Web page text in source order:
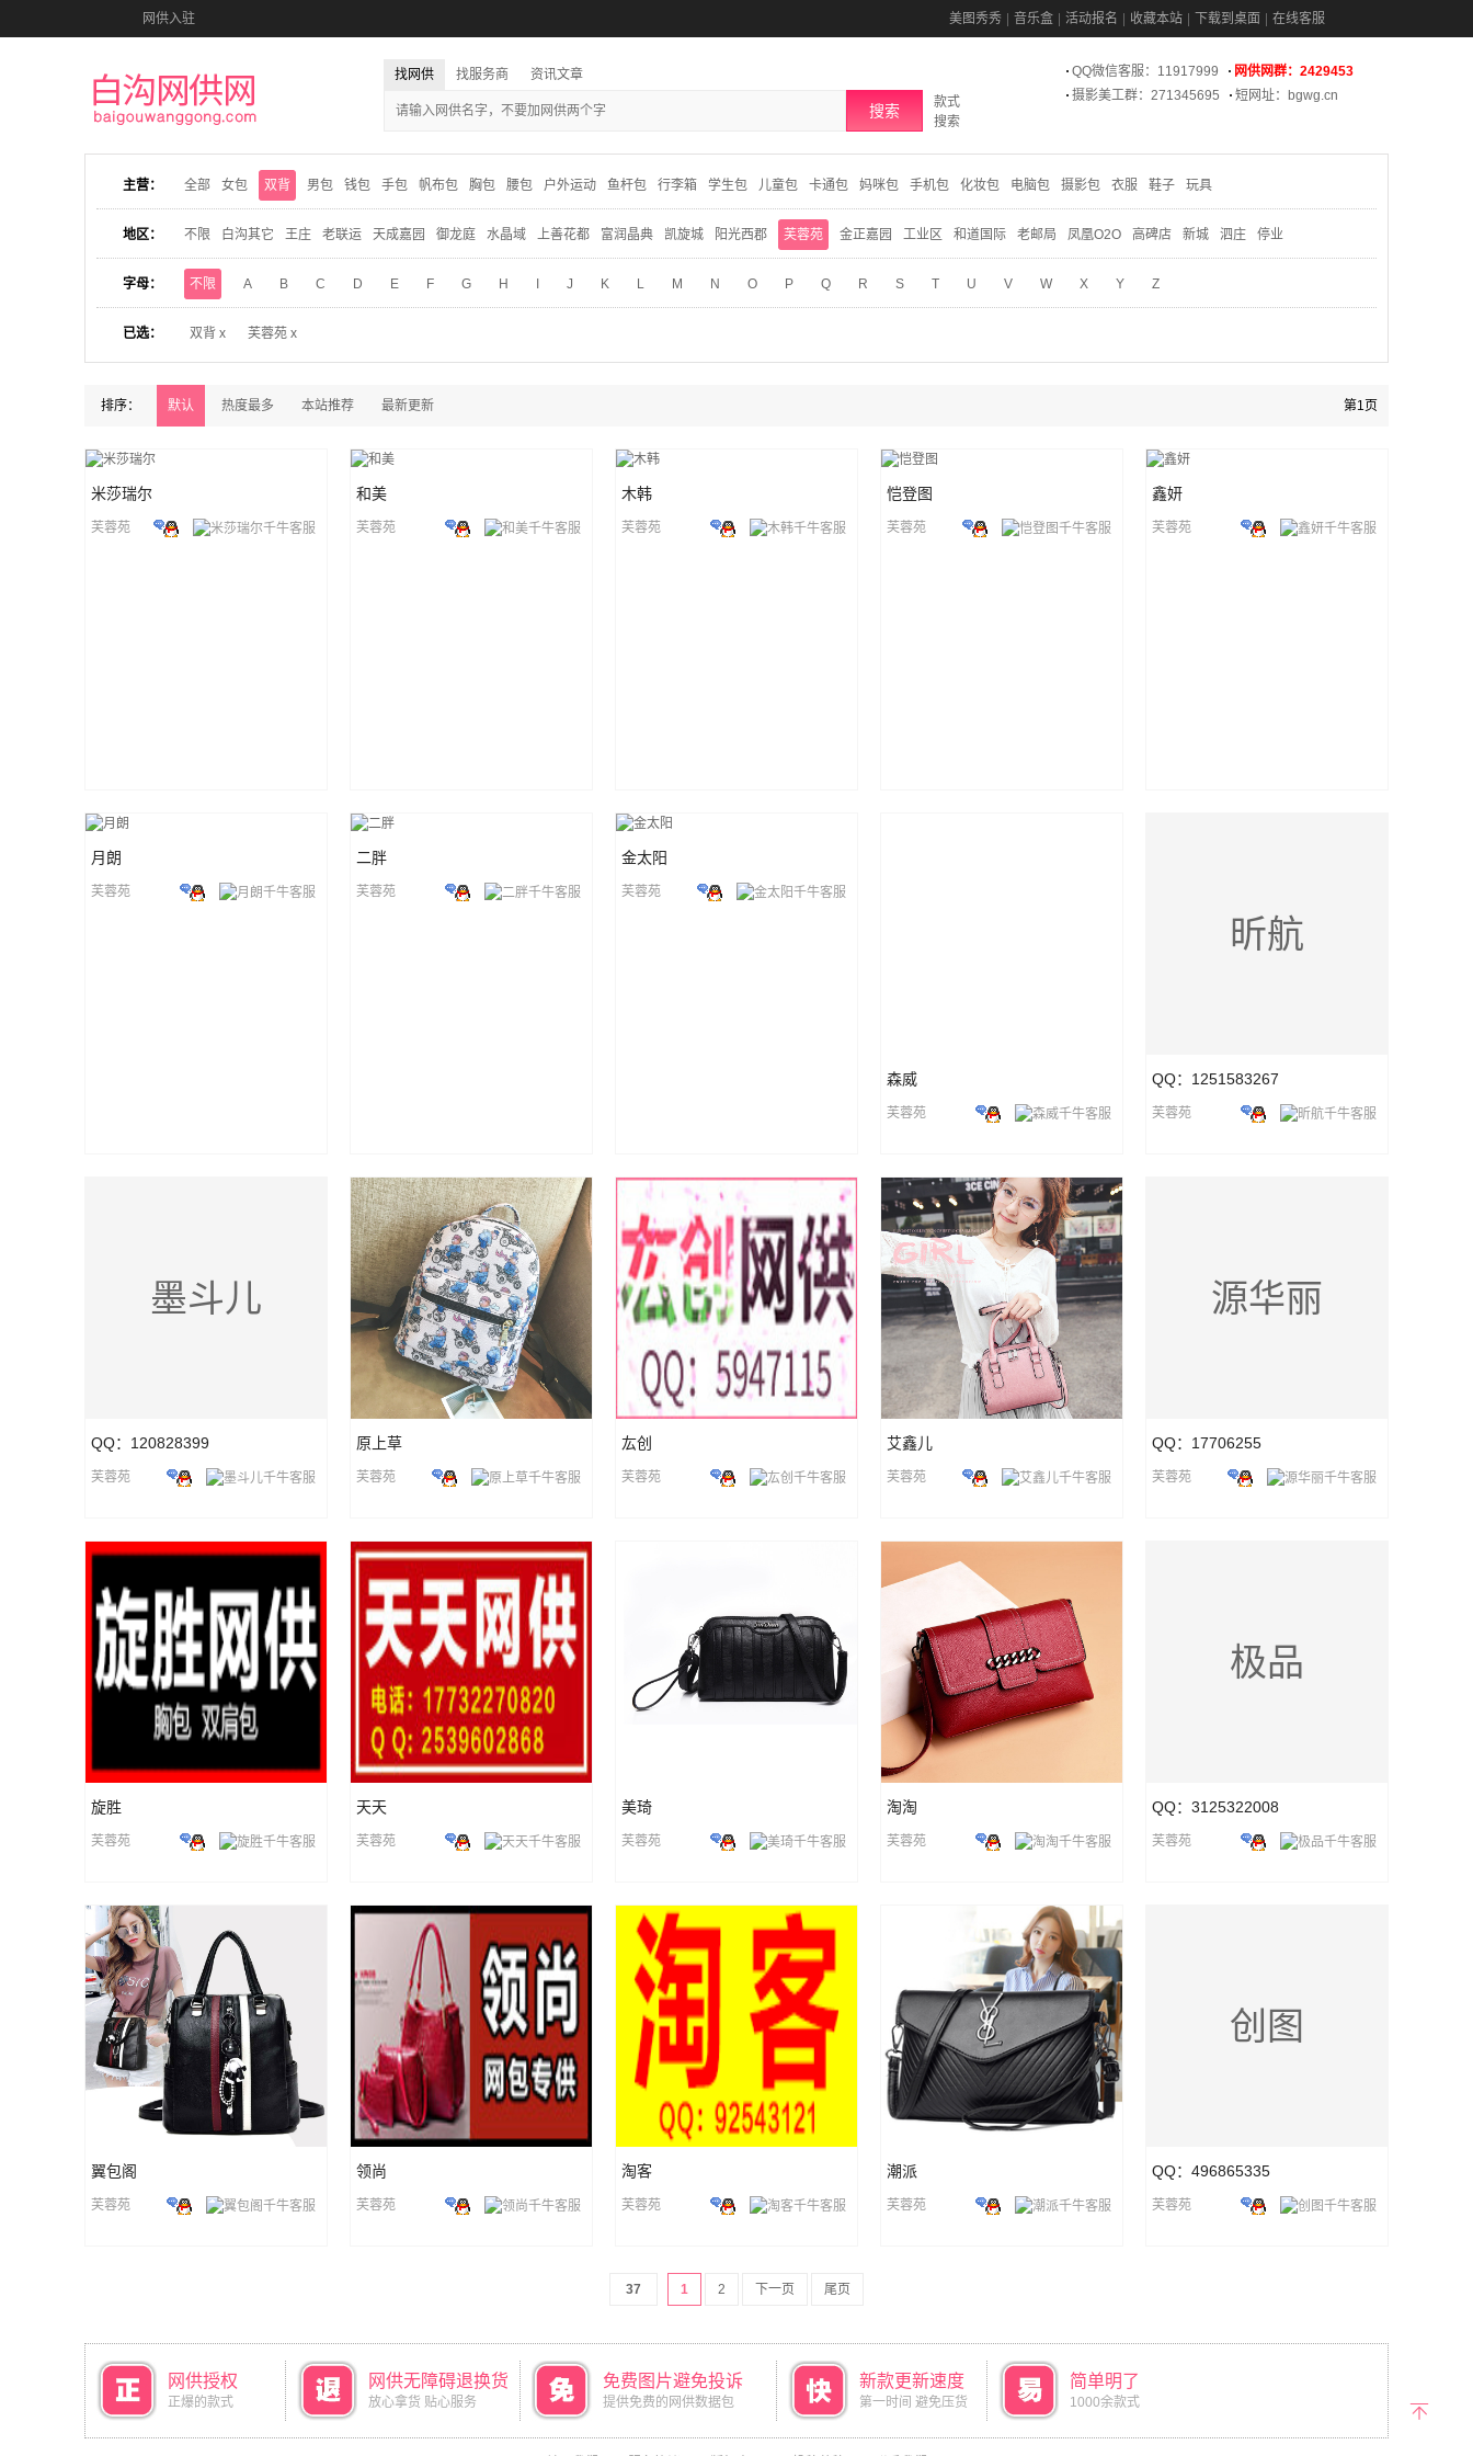
网供入驻 美图秀秀 音乐盒 活动报名 收藏本站 下载到桌面 在线客服
找网供 找服务商 资讯文章
搜索
款式
搜索
QQ微信客服：11917999
网供网群：2429453
摄影美工群：271345695
短网址：bgwg.cn
主营： 全部 女包 双背 男包 钱包 手包 帆布包 胸包 腰包 户外运动 鱼杆包 行李箱 学生包 儿童包 卡通包 妈咪包 手机包 化妆包 电脑包 摄影包 衣服 鞋子 玩具
地区： 不限 白沟其它 王庄 老联运 天成嘉园 御龙庭 水晶域 上善花都 富润晶典 凯旋城 阳光西郡 芙蓉苑 金正嘉园 工业区 和道国际 老邮局 凤凰O2O 高碑店 新城 泗庄 停业
字母： 不限 A B C D E F G H J K L M N O P Q R S T U V W X Y Z
已选： 双背 x 芙蓉苑 x
排序： 默认 热度最多 本站推荐 最新更新 第1页
米莎瑞尔
芙蓉苑
和美
芙蓉苑
木韩
芙蓉苑
恺登图
芙蓉苑
鑫妍
芙蓉苑
月朗
芙蓉苑
二胖
芙蓉苑
金太阳
芙蓉苑
森威
芙蓉苑
昕航
QQ：1251583267
芙蓉苑
墨斗儿
QQ：120828399
芙蓉苑
原上草
芙蓉苑
厷创
芙蓉苑
艾鑫儿
芙蓉苑
源华丽
QQ：17706255
芙蓉苑
旋胜
芙蓉苑
天天
芙蓉苑
美琦
芙蓉苑
淘淘
芙蓉苑
极品
QQ：3125322008
芙蓉苑
翼包阁
芙蓉苑
领尚
芙蓉苑
淘客
芙蓉苑
潮派
芙蓉苑
创图
QQ：496865335
芙蓉苑
37 1 2 下一页 尾页
网供授权
正爆的款式
网供无障碍退换货
放心拿货 贴心服务
免费图片避免投诉
提供免费的网供数据包
新款更新速度
第一时间 避免压货
简单明了
1000余款式